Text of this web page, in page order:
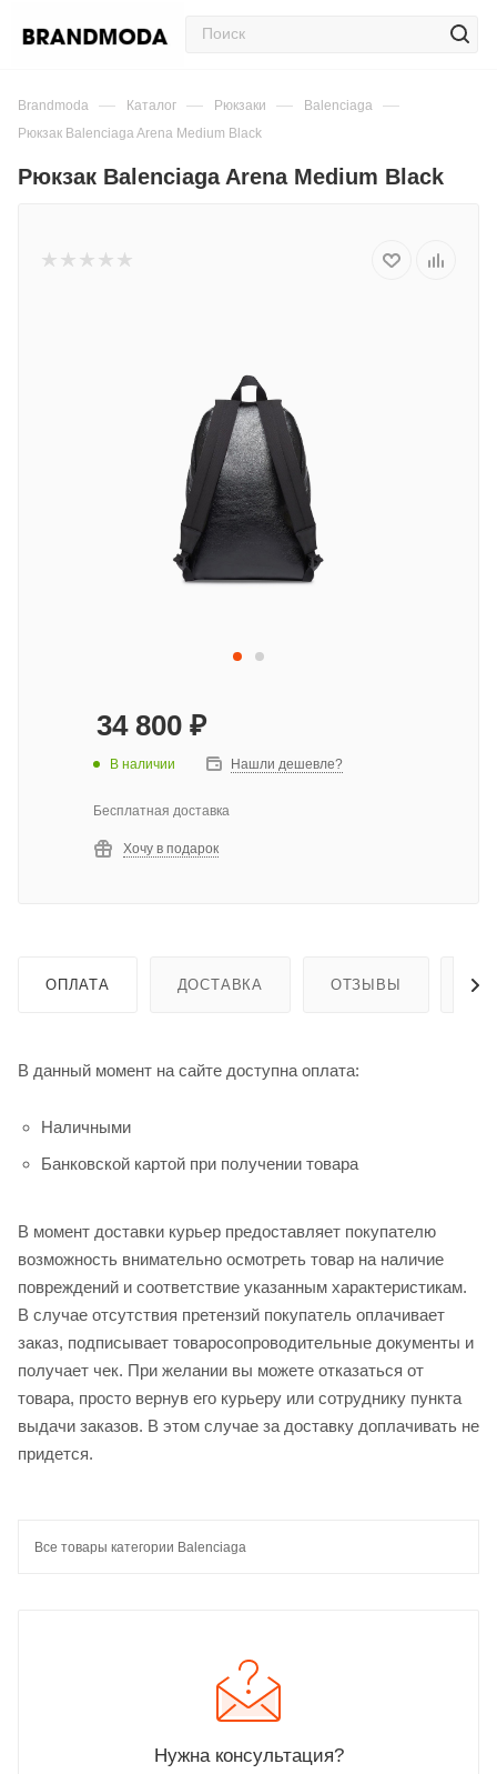
Brandmoda — Каталог — Рюкзаки — Balenciaga —
Рюкзак Balenciaga Arena Medium Black
Рюкзак Balenciaga Arena Medium Black
34 800 ₽
В наличии Нашли дешевле?
Бесплатная доставка
Хочу в подарок
ОПЛАТА ДОСТАВКА ОТЗЫВЫ
В данный момент на сайте доступна оплата:
Наличными
Банковской картой при получении товара
В момент доставки курьер предоставляет покупателю
возможность внимательно осмотреть товар на наличие
повреждений и соответствие указанным характеристикам.
В случае отсутствия претензий покупатель оплачивает
заказ, подписывает товаросопроводительные документы и
получает чек. При желании вы можете отказаться от
товара, просто вернув его курьеру или сотруднику пункта
выдачи заказов. В этом случае за доставку доплачивать не
придется.
Все товары категории Balenciaga
Нужна консультация?